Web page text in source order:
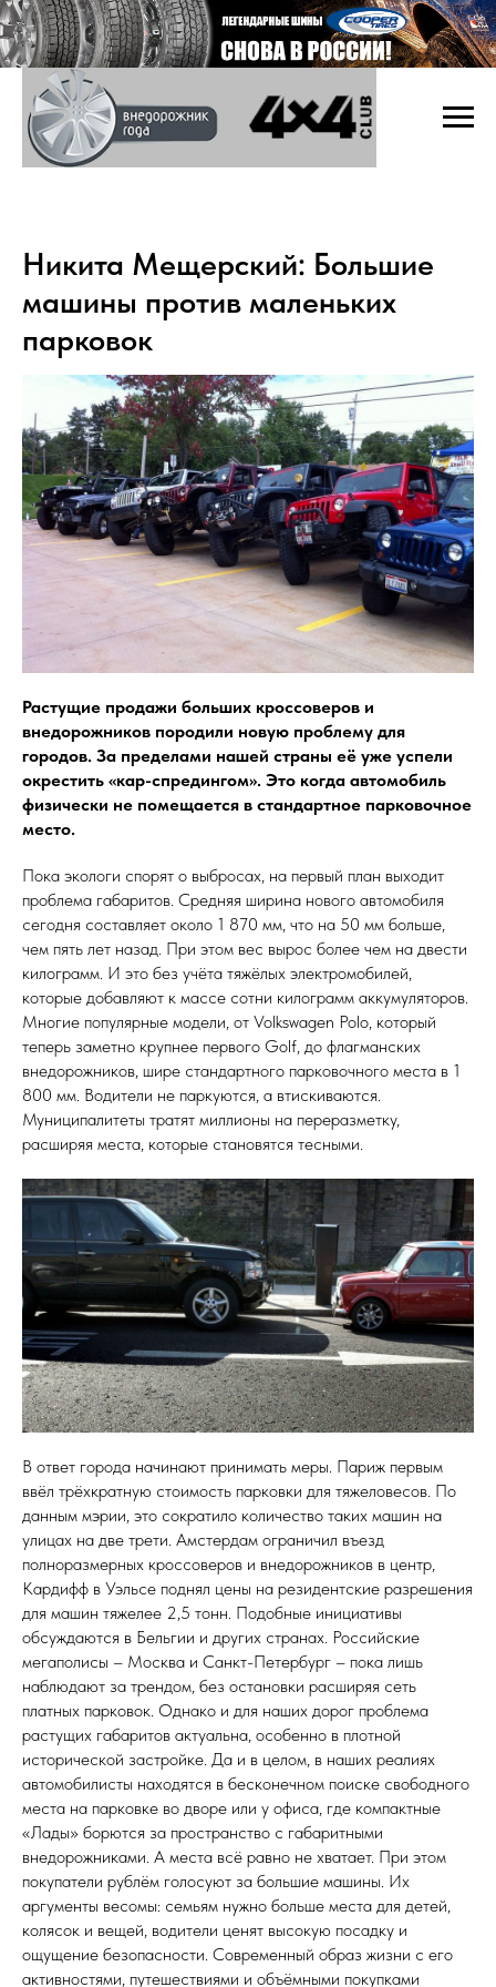
Никита Мещерский: Большие
машины против маленьких
парковок
Растущие продажи больших кроссоверов и
внедорожников породили новую проблему для
городов. За пределами нашей страны её уже успели
окрестить «кар-спредингом». Это когда автомобиль
физически не помещается в стандартное парковочное
место.
Пока экологи спорят о выбросах, на первый план выходит
проблема габаритов. Средняя ширина нового автомобиля
сегодня составляет около 1 870 мм, что на 50 мм больше,
чем пять лет назад. При этом вес вырос более чем на двести
килограмм. И это без учёта тяжёлых электромобилей,
которые добавляют к массе сотни килограмм аккумуляторов.
Многие популярные модели, от Volkswagen Polo, который
теперь заметно крупнее первого Golf, до флагманских
внедорожников, шире стандартного парковочного места в 1
800 мм. Водители не паркуются, а втискиваются.
Муниципалитеты тратят миллионы на переразметку,
расширяя места, которые становятся тесными.
В ответ города начинают принимать меры. Париж первым
ввёл трёхкратную стоимость парковки для тяжеловесов. По
данным мэрии, это сократило количество таких машин на
улицах на две трети. Амстердам ограничил въезд
полноразмерных кроссоверов и внедорожников в центр,
Кардифф в Уэльсе поднял цены на резидентские разрешения
для машин тяжелее 2,5 тонн. Подобные инициативы
обсуждаются в Бельгии и других странах. Российские
мегаполисы – Москва и Санкт-Петербург – пока лишь
наблюдают за трендом, без остановки расширяя сеть
платных парковок. Однако и для наших дорог проблема
растущих габаритов актуальна, особенно в плотной
исторической застройке. Да и в целом, в наших реалиях
автомобилисты находятся в бесконечном поиске свободного
места на парковке во дворе или у офиса, где компактные
«Лады» борются за пространство с габаритными
внедорожниками. А места всё равно не хватает. При этом
покупатели рублём голосуют за большие машины. Их
аргументы весомы: семьям нужно больше места для детей,
колясок и вещей, водители ценят высокую посадку и
ощущение безопасности. Современный образ жизни с его
активностями, путешествиями и объёмными покупками